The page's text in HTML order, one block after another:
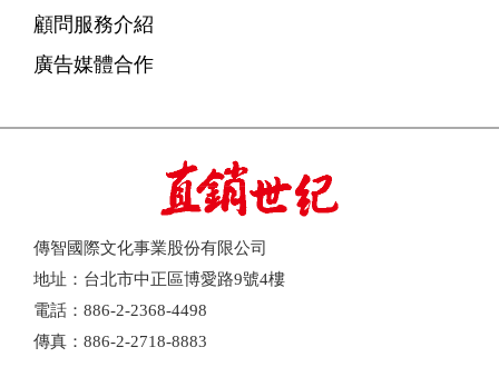
顧問服務介紹
廣告媒體合作
傳智國際文化事業股份有限公司
地址：台北市中正區博愛路9號4樓
電話：886-2-2368-4498
傳真：886-2-2718-8883